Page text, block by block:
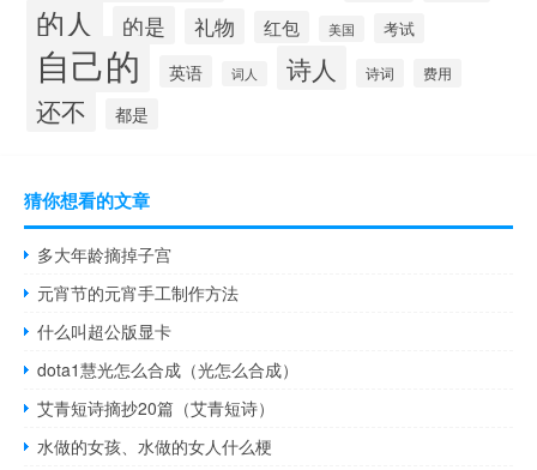
的人 的是 礼物 红包 美国 考试
自己的 英语 词人 诗人 诗词 费用
还不 都是
猜你想看的文章
多大年龄摘掉子宫
元宵节的元宵手工制作方法
什么叫超公版显卡
dota1慧光怎么合成（光怎么合成）
艾青短诗摘抄20篇（艾青短诗）
水做的女孩、水做的女人什么梗